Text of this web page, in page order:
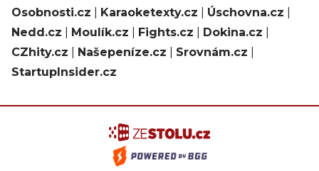
Osobnosti.cz
Karaoketexty.cz Úschovna.cz
Nedd.cz
Moulík.cz Fights.cz Dokina.cz
CZhity.cz
Našepeníze.cz Srovnám.cz
StartupInsider.cz